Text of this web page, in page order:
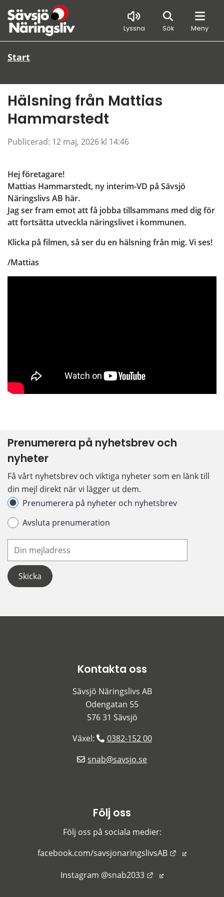
Lyssna Sök Meny
Sök
Start
Hälsning från Mattias
Hammarstedt
Publicerad: 12 maj, 2026 kl 14:46
Hej företagare!
Mattias Hammarstedt, ny interim-VD på Sävsjö
Näringslivs AB här.
Jag ser fram emot att få jobba tillsammans med dig för
att fortsätta utveckla näringslivet i kommunen.
Klicka på filmen, så ser du en hälsning från mig. Vi ses!
/Mattias
Prenumerera på nyhetsbrev och
nyheter
Få vårt nyhetsbrev och viktiga nyheter som en länk till
din mejl direkt när vi lägger ut dem.
Hantera prenumeration
Prenumerera på nyheter och nyhetsbrev
Avsluta prenumeration
Din e-postadress
Kontakta oss
Sävsjö Näringslivs AB
Odengatan 55
576 31 Sävsjö
Växel:
0382-152 00
snab@savsjo.se
Följ oss
Följ oss på sociala medier:
facebook.com/savsjonaringslivsAB
Länk till
Instagram @snab2033 Länk till annan